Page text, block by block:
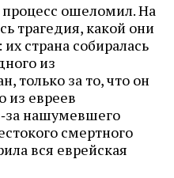
ошеломил. На
трагедия, какой они
страна собиралась
из
только за то, что он
из евреев
нашумевшего
смертного
вся еврейская